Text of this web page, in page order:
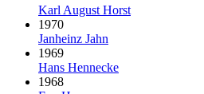
Karl August Horst
1970
Janheinz Jahn
1969
Hans Hennecke
1968